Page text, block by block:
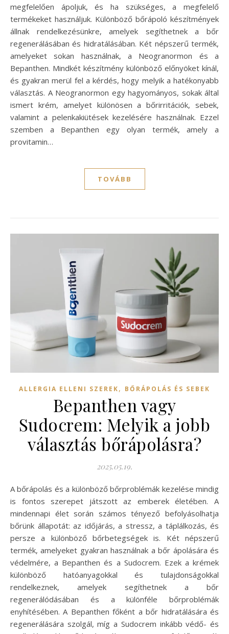
megfelelően ápoljuk, és ha szükséges, a megfelelő
termékeket használjuk. Különböző bőrápoló készítmények
állnak rendelkezésünkre, amelyek segíthetnek a bőr
regenerálásában és hidratálásában. Két népszerű termék,
amelyeket sokan használnak, a Neogranormon és a
Bepanthen. Mindkét készítmény különböző előnyöket kínál,
és gyakran merül fel a kérdés, hogy melyik a hatékonyabb
választás. A Neogranormon egy hagyományos, sokak által
ismert krém, amelyet különösen a bőrirritációk, sebek,
valamint a pelenkakiütések kezelésére használnak. Ezzel
szemben a Bepanthen egy olyan termék, amely a
provitamin…
TOVÁBB
ALLERGIA ELLENI SZEREK, BŐRÁPOLÁS ÉS SEBEK
Bepanthen vagy
Sudocrem: Melyik a jobb
választás bőrápolásra?
2025.05.19.
A bőrápolás és a különböző bőrproblémák kezelése mindig
is fontos szerepet játszott az emberek életében. A
mindennapi élet során számos tényező befolyásolhatja
bőrünk állapotát: az időjárás, a stressz, a táplálkozás, és
persze a különböző bőrbetegségek is. Két népszerű
termék, amelyeket gyakran használnak a bőr ápolására és
védelmére, a Bepanthen és a Sudocrem. Ezek a krémek
különböző hatóanyagokkal és tulajdonságokkal
rendelkeznek, amelyek segíthetnek a bőr
regenerálódásában és a különféle bőrproblémák
enyhítésében. A Bepanthen főként a bőr hidratálására és
regenerálására szolgál, míg a Sudocrem inkább védő- és